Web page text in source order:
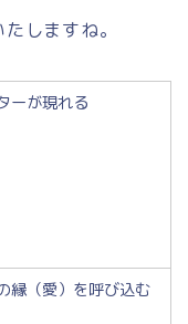
しますね。
ーが現れる
縁（愛）を呼び込む